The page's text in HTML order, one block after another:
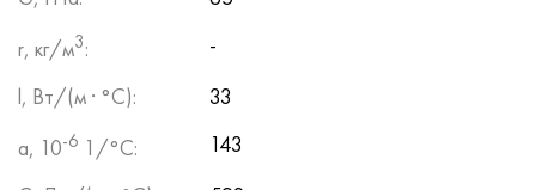
r, кг/м3:
-
l, Вт/(м · °С):
33
a, 10-6 1/°С:
143